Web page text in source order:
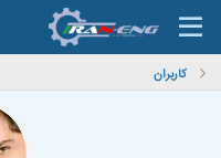
کاربران